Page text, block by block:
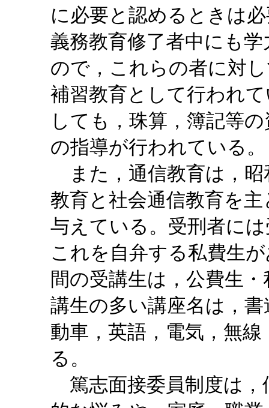
に必要と認めるときは
義務教育修了者中にも
ので，これらの者に対
補習教育として行われ
しても，珠算，簿記等
の指導が行われている。
また，通信教育は，昭
教育と社会通信教育を
与えている。受刑者に
これを自弁する私費生
間の受講生は，公費生
講生の多い講座名は，
動車，英語，電気，無
る。
篤志面接委員制度は，